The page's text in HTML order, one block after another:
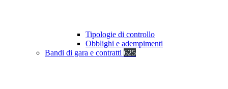
Tipologie di controllo
Obblighi e adempimenti
Bandi di gara e contratti 625